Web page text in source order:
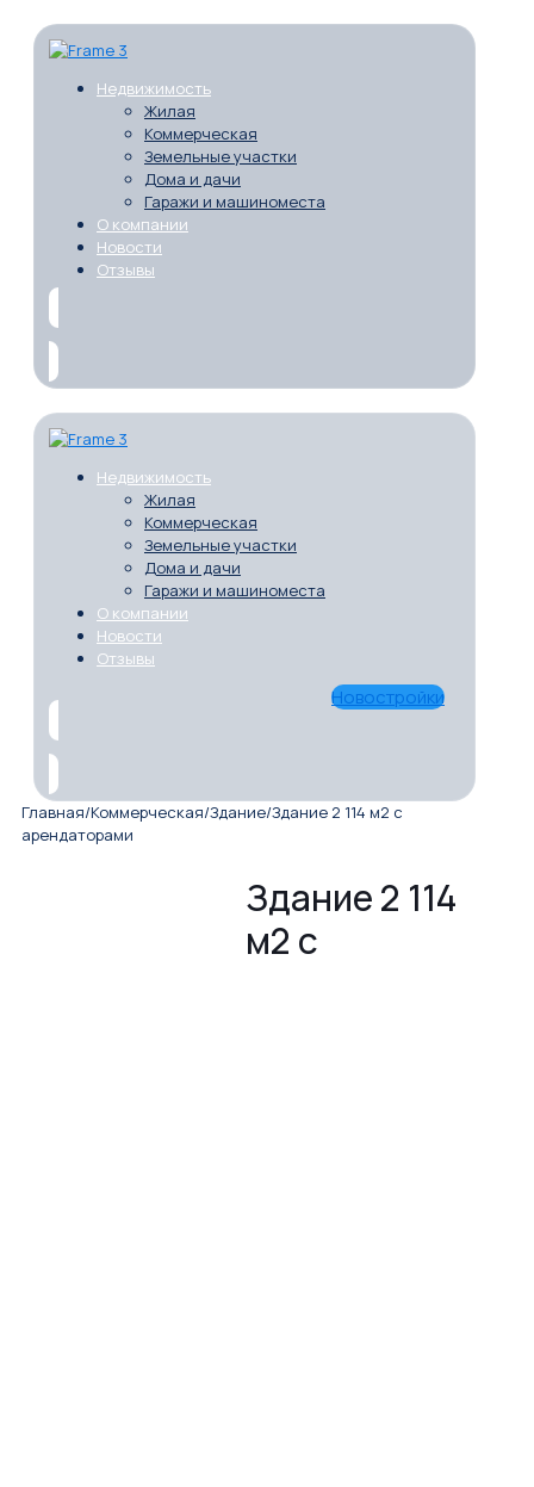
Недвижимость
Жилая
Коммерческая
Земельные участки
Дома и дачи
Гаражи и машиноместа
О компании
Новости
Отзывы
Недвижимость
Жилая
Коммерческая
Земельные участки
Дома и дачи
Гаражи и машиноместа
О компании
Новости
Отзывы
Новостройки
Главная/Коммерческая/Здание/Здание 2 114 м2 с
арендаторами
Здание 2 114
м2 с